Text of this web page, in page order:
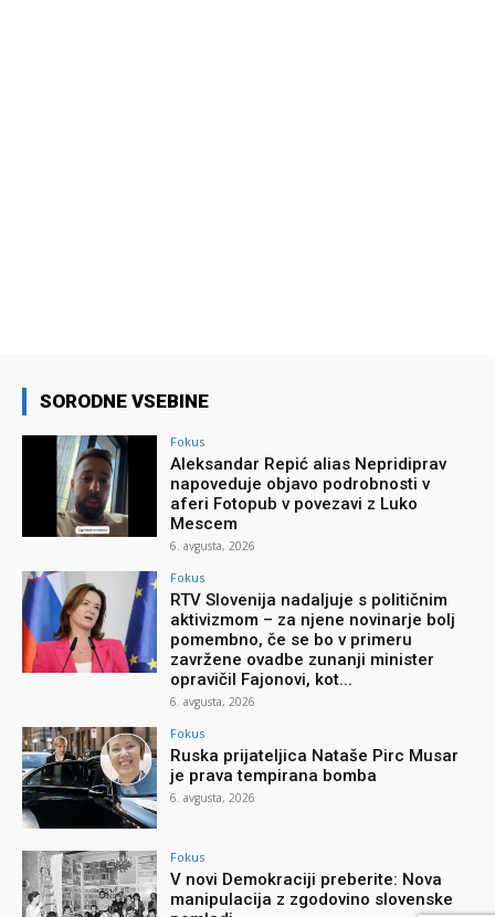
SORODNE VSEBINE
Fokus
Aleksandar Repić alias Nepridiprav
napoveduje objavo podrobnosti v
aferi Fotopub v povezavi z Luko
Mescem
6. avgusta, 2026
Fokus
RTV Slovenija nadaljuje s političnim
aktivizmom – za njene novinarje bolj
pomembno, če se bo v primeru
zavržene ovadbe zunanji minister
opravičil Fajonovi, kot...
6. avgusta, 2026
Fokus
Ruska prijateljica Nataše Pirc Musar
je prava tempirana bomba
6. avgusta, 2026
Fokus
V novi Demokraciji preberite: Nova
manipulacija z zgodovino slovenske